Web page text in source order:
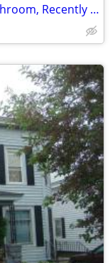
Liverpool duplex, 3-bedroom, 1.5 bathroom, Recently Renovated Interior